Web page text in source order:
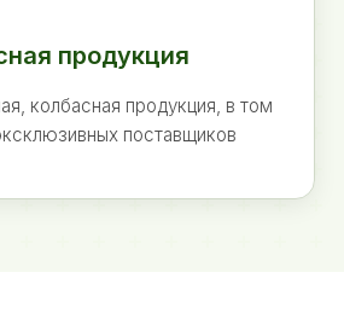
продукция
колбасная продукция, в том
поставщиков